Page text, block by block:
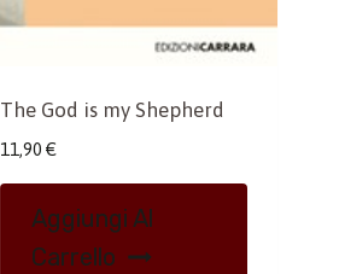
The God is my Shepherd
11,90 €
Aggiungi Al
Carrello